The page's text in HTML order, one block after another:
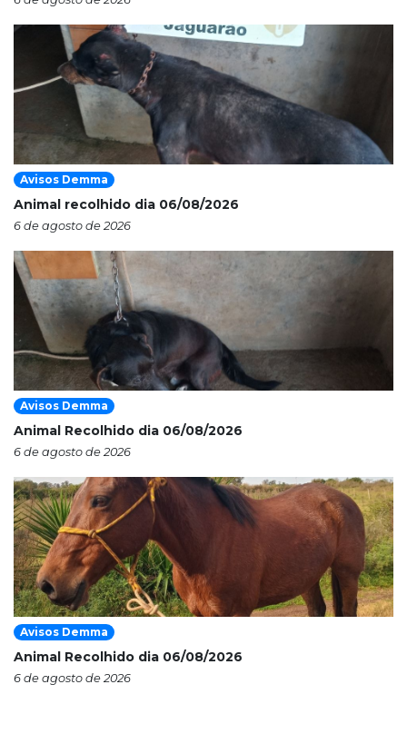
Avisos Demma
Animal recolhido dia 06/08/2026
6 de agosto de 2026
Avisos Demma
Animal Recolhido dia 06/08/2026
6 de agosto de 2026
Avisos Demma
Animal Recolhido dia 06/08/2026
6 de agosto de 2026